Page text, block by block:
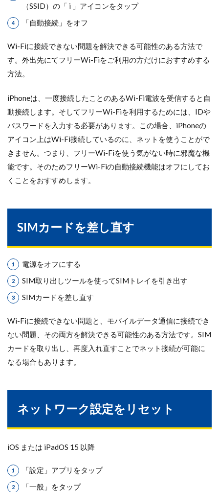
（SSID）の「 i 」アイコンをタップ
「自動接続」をオフ
Wi-Fiに接続できない問題を解決できる可能性のある方法で
す。外出先にてフリーWi-Fiをご利用の方だけにおすすめする
方法。
iPhoneは、一度接続したことのあるWi-Fi電波を受信すると自
動接続します。そしてフリーWi-Fiを利用するためには、IDや
パスワードを入力する必要があります。この場合、iPhoneの
アイコン上はWi-Fi接続しているのに、ネットを使うことがで
きません。つまり、フリーWi-Fiを使う気がない時に邪魔な機
能です。そのためフリーWi-Fiの自動接続機能はオフにしてお
くことをおすすめします。
SIMカードを差し直す
電源をオフにする
SIM取り出しツールを使ってSIMトレイを引き出す
SIMカードを差し直す
Wi-Fiに接続できない問題と、モバイルデータ通信に接続でき
ない問題、その両方を解決できる可能性のある方法です。SIM
カードを取り出し、再度入れ直すことでネット接続が可能に
なる場合もあります。
ネットワーク設定をリセット
iOS または iPadOS 15 以降
「設定」アプリをタップ
「一般」をタップ